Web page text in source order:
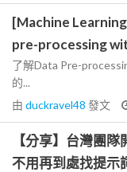
[Machine
pre-processing
了解Data Pre-
的...
由 duckravel48 發文
【分享】台灣團
不用再到處找提示